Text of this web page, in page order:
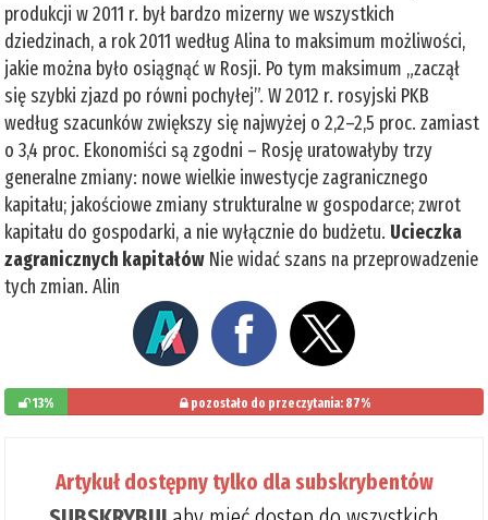
produkcji w 2011 r. był bardzo mizerny we wszystkich
dziedzinach, a rok 2011 według Alina to maksimum możliwości,
jakie można było osiągnąć w Rosji. Po tym maksimum „zaczął
się szybki zjazd po równi pochyłej”. W 2012 r. rosyjski PKB
według szacunków zwiększy się najwyżej o 2,2–2,5 proc. zamiast
o 3,4 proc. Ekonomiści są zgodni – Rosję uratowałyby trzy
generalne zmiany: nowe wielkie inwestycje zagranicznego
kapitału; jakościowe zmiany strukturalne w gospodarce; zwrot
kapitału do gospodarki, a nie wyłącznie do budżetu. Ucieczka
zagranicznych kapitałów Nie widać szans na przeprowadzenie
tych zmian. Alin
13% pozostało do przeczytania: 87%
Artykuł dostępny tylko dla subskrybentów